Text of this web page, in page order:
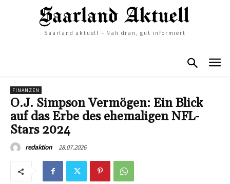
Saarland aktuell – Nah dran, gut informiert
FINANZEN
O.J. Simpson Vermögen: Ein Blick
auf das Erbe des ehemaligen NFL-
Stars 2024
redaktion 28.07.2026